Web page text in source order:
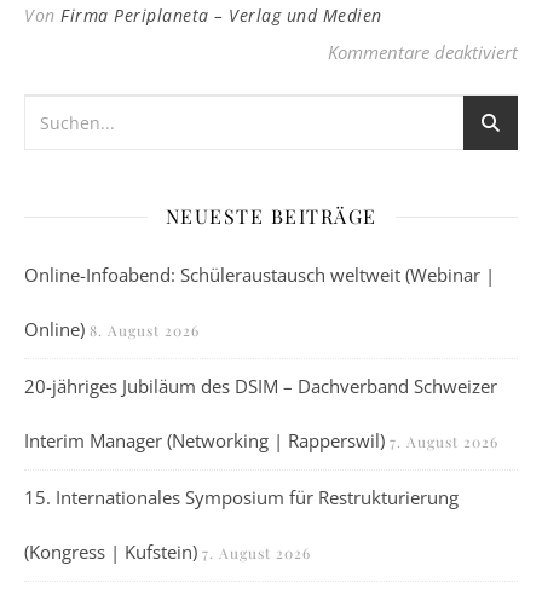
Von Firma Periplaneta – Verlag und Medien
Kommentare deaktiviertfür
NEUESTE BEITRÄGE
Online-Infoabend: Schüleraustausch weltweit (Webinar |
Online) 8. August 2026
20-jähriges Jubiläum des DSIM – Dachverband Schweizer
Interim Manager (Networking | Rapperswil) 7. August 2026
15. Internationales Symposium für Restrukturierung
(Kongress | Kufstein) 7. August 2026